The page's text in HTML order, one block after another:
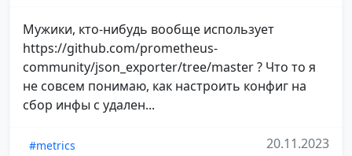
Мужики, кто-нибудь вообще использует
https://github.com/prometheus-
community/json_exporter/tree/master ? Что то я
не совсем понимаю, как настроить конфиг на
сбор инфы с удален...
#metrics
20.11.2023